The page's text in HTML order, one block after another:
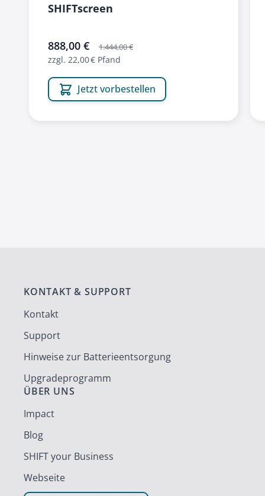
SHIFTscreen
sonderangebot
888,00 € 1.444,00 €
zzgl. 22,00 € Pfand
Jetzt vorbestellen
KONTAKT & SUPPORT
Kontakt
Support
Hinweise zur Batterieentsorgung
Upgradeprogramm
ÜBER UNS
Impact
Blog
SHIFT your Business
Webseite